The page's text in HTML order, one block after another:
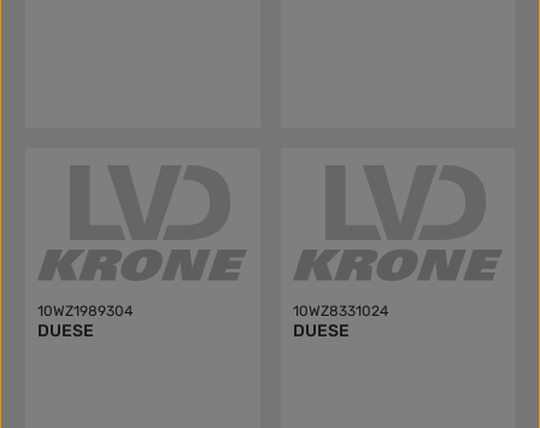
10WZ1989304
DUESE
10WZ8331024
DUESE